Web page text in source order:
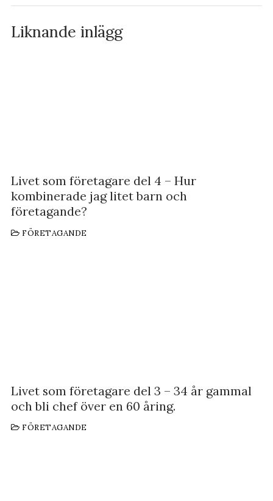
Liknande inlägg
Livet som företagare del 4 – Hur
kombinerade jag litet barn och
företagande?
FÖRETAGANDE
Livet som företagare del 3 – 34 år gammal
och bli chef över en 60 åring.
FÖRETAGANDE